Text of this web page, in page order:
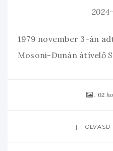
1979 november 3-án
Mosoni-Dunán átívelő
02